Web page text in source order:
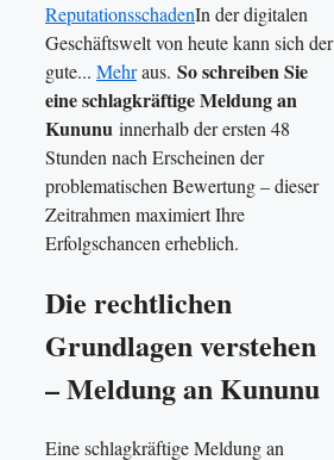
ReputationsschadenIn der digitalen
Geschäftswelt von heute kann sich der
gute... Mehraus. So schreiben Sie
eine schlagkräftige Meldung an
Kununu innerhalb der ersten 48
Stunden nach Erscheinen der
problematischen Bewertung – dieser
Zeitrahmen maximiert Ihre
Erfolgschancen erheblich.
Die rechtlichen
Grundlagen verstehen
– Meldung an Kununu
Eine schlagkräftige Meldung an